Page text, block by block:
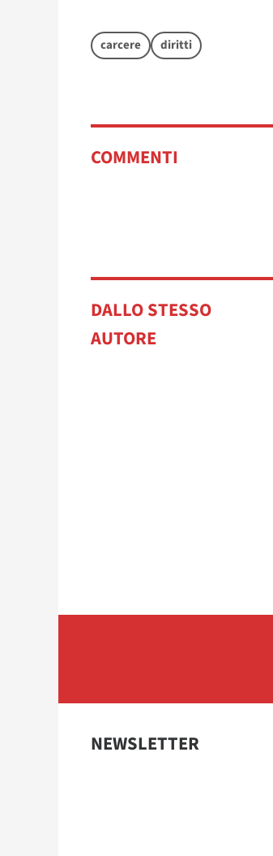
carcere diritti
COMMENTI
DALLO STESSO
AUTORE
NEWSLETTER